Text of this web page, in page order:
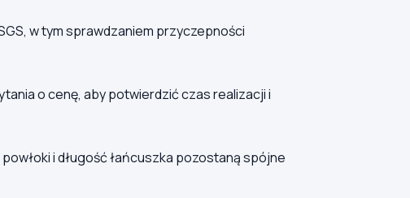
w tym sprawdzaniem przyczepności
o cenę, aby potwierdzić czas realizacji i
i długość łańcuszka pozostaną spójne